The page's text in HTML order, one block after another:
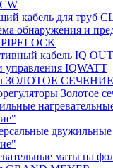
кабель для труб
обнаружения и
кабель IQ
управления IQWATT
ЗОЛОТОЕ СЕЧЕНИЕ
Золотое
маты на